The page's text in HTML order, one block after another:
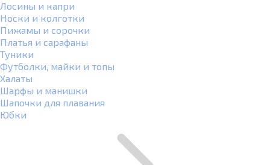
Лосины и капри
Носки и колготки
Пижамы и сорочки
Платья и сарафаны
Туники
Футболки, майки и топы
Халаты
Шарфы и манишки
Шапочки для плавания
Юбки